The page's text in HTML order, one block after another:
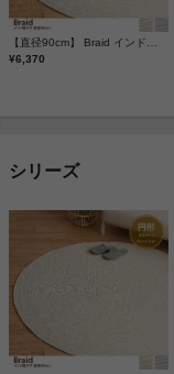
【直径90cm】 Braid インド綿ラグ
¥6,370
シリーズ